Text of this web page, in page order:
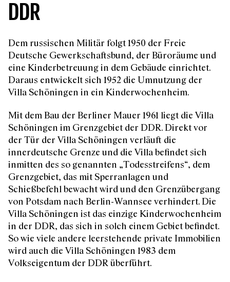
DDR
Dem russischen Militär folgt 1950 der Freie
Deutsche Gewerkschaftsbund, der Büroräume und
eine Kinderbetreuung in dem Gebäude einrichtet.
Daraus entwickelt sich 1952 die Umnutzung der
Villa Schöningen in ein Kinderwochenheim.
Mit dem Bau der Berliner Mauer 1961 liegt die Villa
Schöningen im Grenzgebiet der DDR. Direkt vor
der Tür der Villa Schöningen verläuft die
innerdeutsche Grenze und die Villa befindet sich
inmitten des so genannten „Todesstreifens“, dem
Grenzgebiet, das mit Sperranlagen und
Schießbefehl bewacht wird und den Grenzübergang
von Potsdam nach Berlin-Wannsee verhindert. Die
Villa Schöningen ist das einzige Kinderwochenheim
in der DDR, das sich in solch einem Gebiet befindet.
So wie viele andere leerstehende private Immobilien
wird auch die Villa Schöningen 1983 dem
Volkseigentum der DDR überführt.